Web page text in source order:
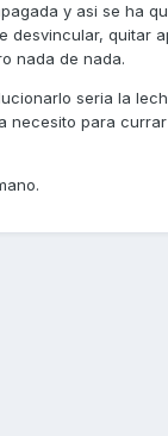
y asi se ha
desvincular, quitar
nada de nada.
seria la
necesito para